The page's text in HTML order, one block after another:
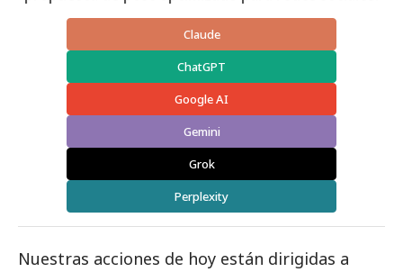
Claude
ChatGPT
Google AI
Gemini
Grok
Perplexity
Nuestras acciones de hoy están dirigidas a